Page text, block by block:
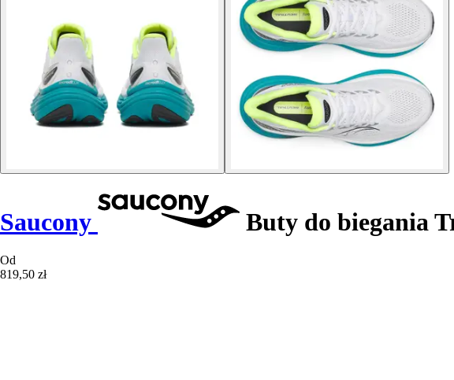
Saucony Buty do biegania
Od
819,50 zł